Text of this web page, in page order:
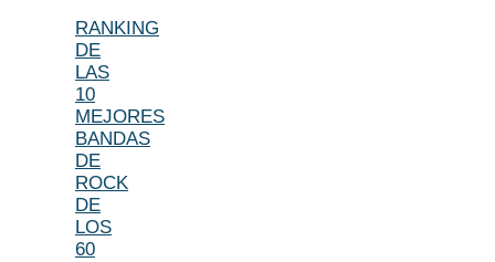
RANKING
DE
LAS
10
MEJORES
BANDAS
DE
ROCK
DE
LOS
60